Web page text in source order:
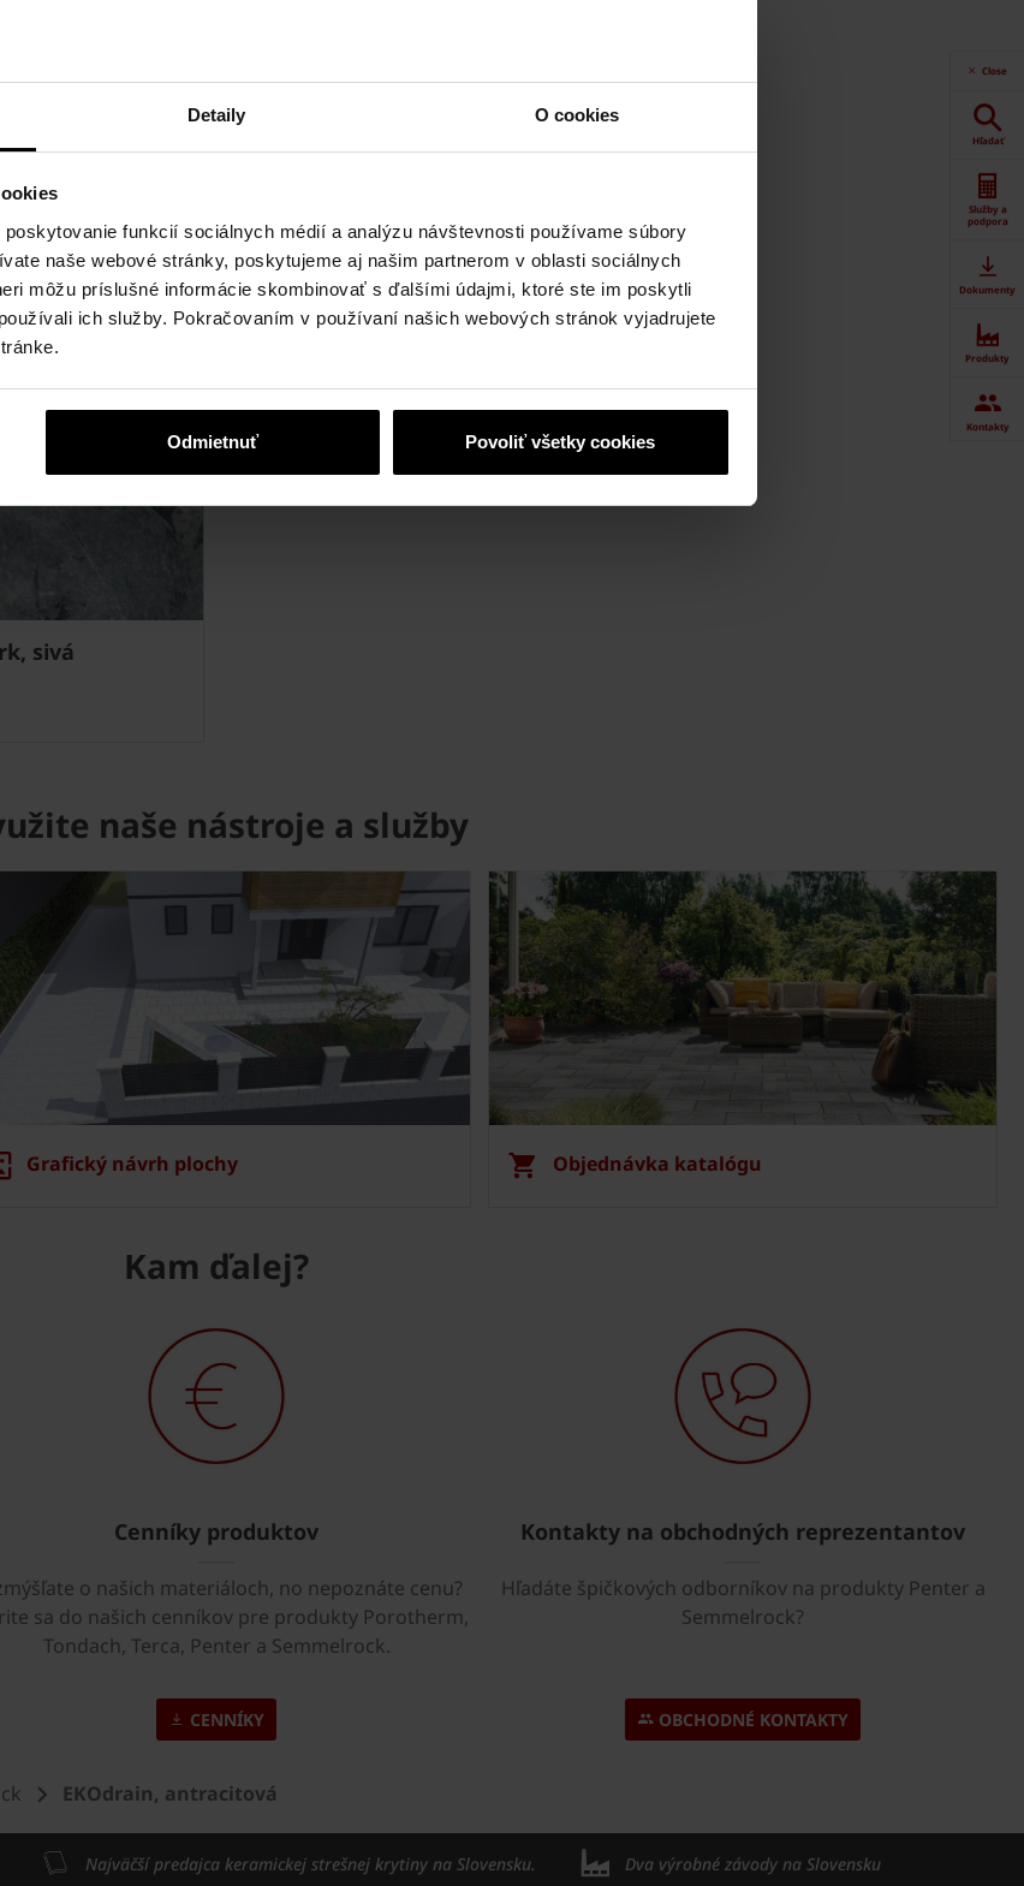
Detaily O cookies
funkcií sociálnych médií a analýzu návštevnosti používame súbory
naše webové stránky, poskytujeme aj našim partnerom v oblasti sociálnych
môžu príslušné informácie skombinovať s ďalšími údajmi, ktoré ste im poskytli
ich služby. Pokračovaním v používaní našich webových stránok vyjadrujete
Odmietnuť Povoliť všetky cookies
sivá
naše nástroje a služby
Grafický návrh plochy Objednávka katalógu
Kam ďalej?
Cenníky produktov
o našich materiáloch, no nepoznáte cenu?
sa do našich cenníkov pre produkty Porotherm,
Tondach, Terca, Penter a Semmelrock.
CENNÍKY
Kontakty na obchodných reprezentantov
Hľadáte špičkových odborníkov na produkty Penter a
Semmelrock?
OBCHODNÉ KONTAKTY
Close
Hľadať
Služby a
podpora
Dokumenty
Produkty
Kontakty
EKOdrain, antracitová
Najväčší predajca keramickej strešnej krytiny na Slovensku. Dva výrobné závody na Slovensku